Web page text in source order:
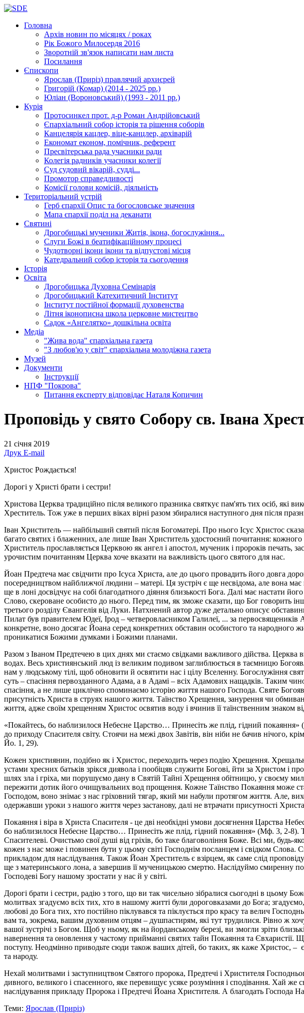
Головна
Архів новин по місяцях / роках
Рік Божого Милосердя 2016
Зворотній зв'язок написати нам листа
Посилання
Єпископи
Ярослав (Приріз) правлячий архиєрей
Григорій (Комар) (2014 - 2025 рр.)
Юліан (Вороновський) (1993 - 2011 рр.)
Курія
Протосинкел прот. д-р Роман Андрійовський
Єпархіальний собор історія та рішення соборів
Канцелярія кацлер, віце-канцлер, архіварій
Економат економ, помічник, референт
Пресвітерська рада учасники ради
Колегія радників учасники колегії
Суд судовий вікарій, судді...
Промотор справедливості
Комісіїголови комісій, діяльність
Територіальний устрій
Герб єпархіїОпис та богословське значення
Мапа єпархіїподіл на деканати
Святині
Дрогобицькі мученики Житія, ікона, богослужіння...
Слуги Божі в беатифікаційному процесі
Чудотворні ікони ікони та відпустові місця
Катедральний собор історія та сьогодення
Історія
Освіта
Дрогобицька Духовна Семінарія
Дрогобицький Катехитичний Інститут
Інститут постійної формації духовенства
Літня іконописна школа церковне мистецтво
Садок «Ангелятко» дошкільна освіта
Медіа
"Жива вода" єпархіальна газета
"З любов'ю у світ" єпархіальна молодіжна газета
Музей
Документи
Інструкції
НПФ "Покрова"
Питання експерту відповідає Наталя Копичин
Проповідь у свято Собору св. Івана
21 січня 2019
Друк E-mail
Христос Рождається!
Дорогі у Христі брати і сестри!
Христова Церква традиційно після великого празника святкує пам'ять тих осіб, які
Хреститель. Тож уже в перших віках вірні разом збиралися наступного дня після
Іван Христитель — найбільший святий після Богоматері. Про нього Ісус Христос
багато святих і блаженних, але лише Іван Христитель удостоєний почитання: кожного
Христитель прославляється Церквою як ангел і апостол, мученик і пророків печать,
урочистим почитанням Церква хоче вказати на важливість цього святого для нас.
Йоан Предтеча має свідчити про Ісуса Христа, але до цього провадить його довга
посередництвом найближчої людини – матері. Ця зустріч є ще несвідома, але вона
ще в лоні досвідчує на собі благодатного діяння близькості Бога. Далі має настати
Слово, скероване особисто до нього. Перед тим, як зможе сказати, що Бог говорить
третього розділу Євангелія від Луки. Натхнений автор дуже детально описує
Пилат був правителем Юдеї, Ірод – четверовласником Галилеї, ... за
конкретне, воно досягає Йоана серед конкретних обставин особистого та
проникатися Божими думками і Божими планами.
Разом з Іваном Предтечею в цих днях ми стаємо свідками важливого дійства.
водах. Весь християнський люд із великим подивом заглиблюється в таємницю
нам у людському тілі, щоб обновити й освятити нас і цілу Вселенну. Богослужіння
суть – спасіння первозданного Адама, а в Адамі – всіх Адамових нащадків. Таким
спасіння, а не лише циклічно споминаємо історію життя нашого Господа. Святе
присутність Христа в струях нашого життя. Таїнство Хрещення, занурення чи
життя, адже своїм хрещенням Христос освятив воду і вчинив її таїнственним знаком
«Покайтесь, бо наблизилося Небесне Царство… Принесіть же плід, гідний
до приходу Спасителя світу. Стоячи на межі двох Завітів, він ніби не бачив нічого,
Йо. 1, 29).
Кожен християнин, подібно як і Христос, переходить через подію Хрещення.
устами хресних батьків зрікся диявола і пообіцяв служити Богові, йти за Христом
шлях зла і гріха, ми порушуємо дану в Святій Тайні Хрещення обітницю, у своєму
пережити дотик його очищувальних вод прощення. Кожне Таїнство Покаяння може
Господом, воно знімає з нас гріховний тягар, який ми набули протягом життя. Але,
одержавши уроки з нашого життя через застанову, далі не втрачати присутності
Покаяння і віра в Христа Спасителя - це дві необхідні умови досягнення Царства
бо наблизилося Небесне Царство… Принесіть же плід, гідний покаяння» (Мф. 3, 2-8).
Спасителеві. Очистьмо свої душі від гріхів, бо таке благовоління Боже. Всі ми,
кожен з нас може і повинен бути у цьому світі Господнім посланцем і свідком
прикладом для наслідування. Також Йоан Хреститель є взірцем, як саме слід
ще з материнського лона, а завершив її мученицькою смертю. Наслідуймо смиренну
Господеві Богу нашому зростати у нас й у світі.
Дорогі брати і сестри, радію з того, що ви так чисельно зібралися сьогодні в цьому
молитвах згадуємо всіх тих, хто в нашому житті були дороговказами до Бога;
любові до Бога тих, хто постійно піклувався та піклується про красу та велич
вам та, зокрема, вашим духовним отцям – душпастирям, які тут трудилися. Рівно ж
вашої зустрічі з Богом. Щоб у ньому, як на йорданському березі, ви змогли зріти
навернення та оновлення у частому прийманні святих тайн Покаяння та
поступу. Неодмінно приводьте сюди також ваших дітей, бо таких, як каже Христос, –
та народу.
Нехай молитвами і заступництвом Святого пророка, Предтечі і Христителя
дивного, великого і спасенного, яке перевищує усяке розуміння і сподівання. Хай
наслідування прикладу Пророка і Предтечі Йоана Христителя. А благодать
Теми: Ярослав (Приріз)